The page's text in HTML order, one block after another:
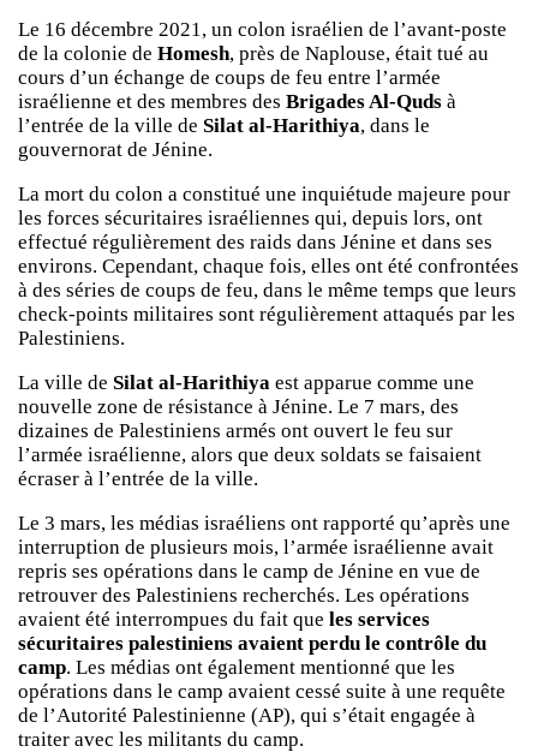
Le 16 décembre 2021, un colon israélien de l’avant-poste
de la colonie de Homesh, près de Naplouse, était tué au
cours d’un échange de coups de feu entre l’armée
israélienne et des membres des Brigades Al-Quds à
l’entrée de la ville de Silat al-Harithiya, dans le
gouvernorat de Jénine.
La mort du colon a constitué une inquiétude majeure pour
les forces sécuritaires israéliennes qui, depuis lors, ont
effectué régulièrement des raids dans Jénine et dans ses
environs. Cependant, chaque fois, elles ont été confrontées
à des séries de coups de feu, dans le même temps que leurs
check-points militaires sont régulièrement attaqués par les
Palestiniens.
La ville de Silat al-Harithiya est apparue comme une
nouvelle zone de résistance à Jénine. Le 7 mars, des
dizaines de Palestiniens armés ont ouvert le feu sur
l’armée israélienne, alors que deux soldats se faisaient
écraser à l’entrée de la ville.
Le 3 mars, les médias israéliens ont rapporté qu’après une
interruption de plusieurs mois, l’armée israélienne avait
repris ses opérations dans le camp de Jénine en vue de
retrouver des Palestiniens recherchés. Les opérations
avaient été interrompues du fait que les services
sécuritaires palestiniens avaient perdu le contrôle du
camp. Les médias ont également mentionné que les
opérations dans le camp avaient cessé suite à une requête
de l’Autorité Palestinienne (AP), qui s’était engagée à
traiter avec les militants du camp.